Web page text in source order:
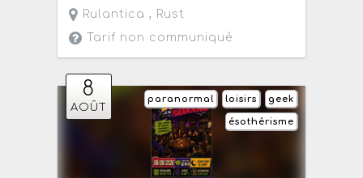
Rulantica , Rust
Tarif non communiqué
8
AOÛT
geek
loisirs
paranormal
ésothérisme